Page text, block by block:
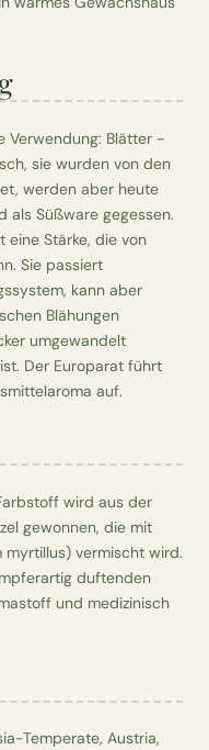
Verwendung: Blätter -
sie wurden von den
werden aber heute
als Süßware gegessen.
eine Stärke, die von
Sie passiert
kann aber
Blähungen
umgewandelt
Der Europarat führt
auf.
wird aus der
gewonnen, die mit
myrtillus) vermischt wird.
duftenden
und medizinisch
Temperate, Austria,